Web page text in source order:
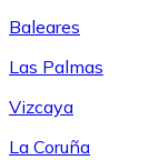
Baleares
Las Palmas
Vizcaya
La Coruña